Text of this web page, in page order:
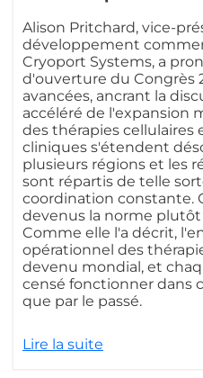
Alison Pritchard, vice-
développement
Cryoport Systems, a
d'ouverture du Congrès
avancées, ancrant la
accéléré de l'expansion
des thérapies cellulaires
cliniques s'étendent
plusieurs régions et les
sont répartis de telle
coordination constante.
devenus la norme
Comme elle l'a décrit,
opérationnel des
devenu mondial, et
censé fonctionner dans
que par le passé.
Lire la suite